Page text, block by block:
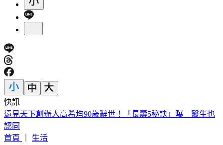
快訊
美股開盤／聯準會升息疑慮意外減緩！標普、那指「雙開高」
首頁